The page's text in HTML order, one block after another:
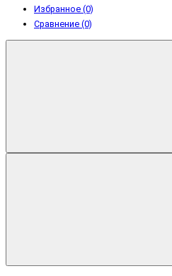
Избранное (0)
Сравнение (0)